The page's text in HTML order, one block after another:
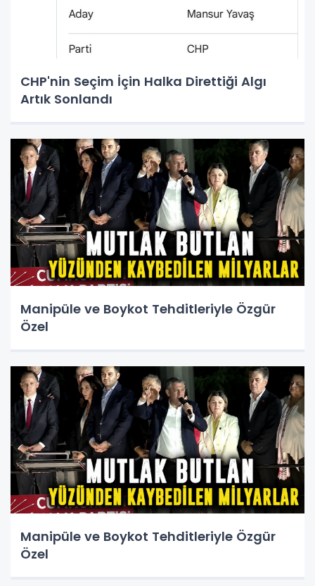
CHP'nin Seçim İçin Halka Direttiği Algı
Artık Sonlandı
Manipüle ve Boykot Tehditleriyle Özgür
Özel
Manipüle ve Boykot Tehditleriyle Özgür
Özel